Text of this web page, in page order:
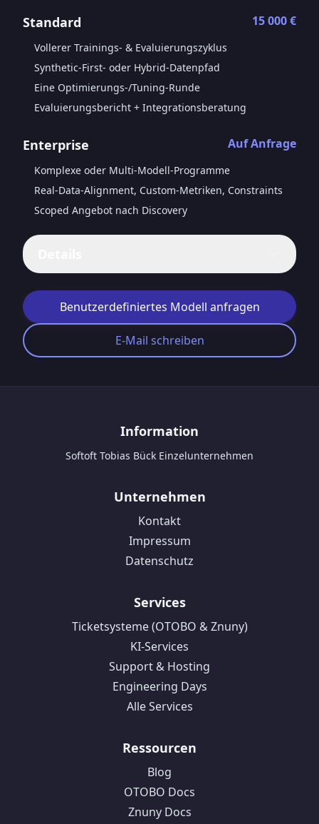
Standard 15 000 €
Vollerer Trainings- & Evaluierungszyklus
Synthetic-First- oder Hybrid-Datenpfad
Eine Optimierungs-/Tuning-Runde
Evaluierungsbericht + Integrationsberatung
Enterprise Auf Anfrage
Komplexe oder Multi-Modell-Programme
Real-Data-Alignment, Custom-Metriken, Constraints
Scoped Angebot nach Discovery
Benutzerdefiniertes Modell anfragen
E-Mail schreiben
Information
Softoft Tobias Bück Einzelunternehmen
Unternehmen
Kontakt
Impressum
Datenschutz
Services
Ticketsysteme (OTOBO & Znuny)
KI-Services
Support & Hosting
Engineering Days
Alle Services
Ressourcen
Blog
OTOBO Docs
Znuny Docs